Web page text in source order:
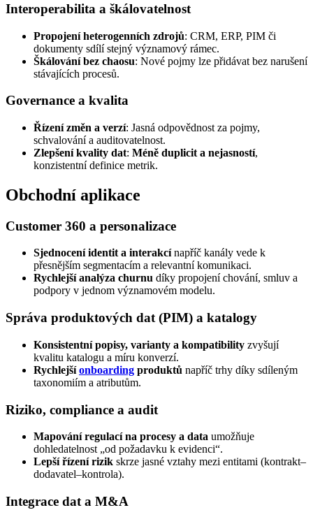
Interoperabilita a škálovatelnost
Propojení heterogenních zdrojů: CRM, ERP, PIM či
dokumenty sdílí stejný významový rámec.
Škálování bez chaosu: Nové pojmy lze přidávat bez narušení
stávajících procesů.
Governance a kvalita
Řízení změn a verzí: Jasná odpovědnost za pojmy,
schvalování a auditovatelnost.
Zlepšení kvality dat: Méně duplicit a nejasností,
konzistentní definice metrik.
Obchodní aplikace
Customer 360 a personalizace
Sjednocení identit a interakcínapříč kanály vede k
přesnějším segmentacím a relevantní komunikaci.
Rychlejší analýza churnu díky propojení chování, smluv a
podpory v jednom významovém modelu.
Správa produktových dat (PIM) a katalogy
Konsistentní popisy, varianty a kompatibility zvyšují
kvalitu katalogu a míru konverzí.
Rychlejšíonboarding produktů napříč trhy díky sdíleným
taxonomiím a atributům.
Riziko, compliance a audit
Mapování regulací na procesy a data umožňuje
dohledatelnost „od požadavku k evidenci“.
Lepší řízení rizik skrze jasné vztahy mezi entitami (kontrakt–
dodavatel–kontrola).
Integrace dat a M&A